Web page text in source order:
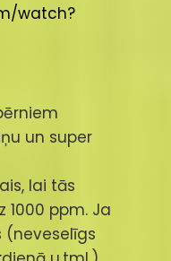
watch?
un super
lai tās
1000 ppm. Ja
(neveselīgs